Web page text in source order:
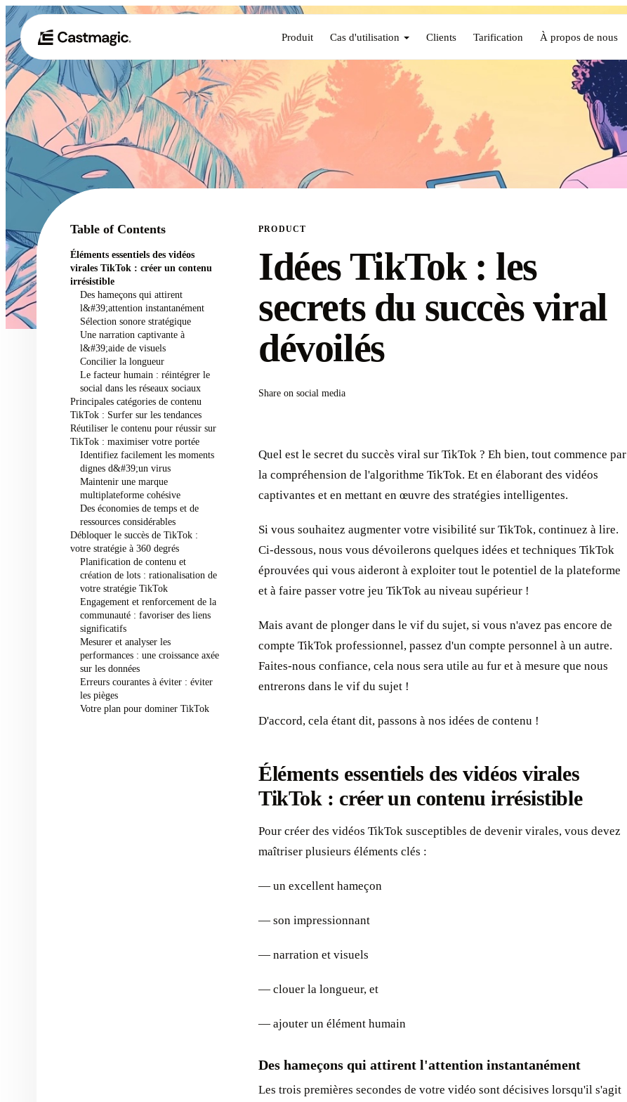
Produit Cas d'utilisation Clients Tarification À propos de nous
Table of Contents
Éléments essentiels des vidéos
virales TikTok : créer un contenu
irrésistible
Des hameçons qui attirent
l&#39;attention instantanément
Sélection sonore stratégique
Une narration captivante à
l&#39;aide de visuels
Concilier la longueur
Le facteur humain : réintégrer le
social dans les réseaux sociaux
Principales catégories de contenu
TikTok : Surfer sur les tendances
Réutiliser le contenu pour réussir sur
TikTok : maximiser votre portée
Identifiez facilement les moments
dignes d&#39;un virus
Maintenir une marque
multiplateforme cohésive
Des économies de temps et de
ressources considérables
Débloquer le succès de TikTok :
votre stratégie à 360 degrés
Planification de contenu et
création de lots : rationalisation de
votre stratégie TikTok
Engagement et renforcement de la
communauté : favoriser des liens
significatifs
Mesurer et analyser les
performances : une croissance axée
sur les données
Erreurs courantes à éviter : éviter
les pièges
Votre plan pour dominer TikTok
PRODUCT
Idées TikTok : les
secrets du succès viral
dévoilés
Share on social media
Quel est le secret du succès viral sur TikTok ? Eh bien, tout commence par
la compréhension de l'algorithme TikTok. Et en élaborant des vidéos
captivantes et en mettant en œuvre des stratégies intelligentes.
Si vous souhaitez augmenter votre visibilité sur TikTok, continuez à lire.
Ci-dessous, nous vous dévoilerons quelques idées et techniques TikTok
éprouvées qui vous aideront à exploiter tout le potentiel de la plateforme
et à faire passer votre jeu TikTok au niveau supérieur !
Mais avant de plonger dans le vif du sujet, si vous n'avez pas encore de
compte TikTok professionnel, passez d'un compte personnel à un autre.
Faites-nous confiance, cela nous sera utile au fur et à mesure que nous
entrerons dans le vif du sujet !
D'accord, cela étant dit, passons à nos idées de contenu !
Éléments essentiels des vidéos virales
TikTok : créer un contenu irrésistible
Pour créer des vidéos TikTok susceptibles de devenir virales, vous devez
maîtriser plusieurs éléments clés :
— un excellent hameçon
— son impressionnant
— narration et visuels
— clouer la longueur, et
— ajouter un élément humain
Des hameçons qui attirent l'attention instantanément
Les trois premières secondes de votre vidéo sont décisives lorsqu'il s'agit